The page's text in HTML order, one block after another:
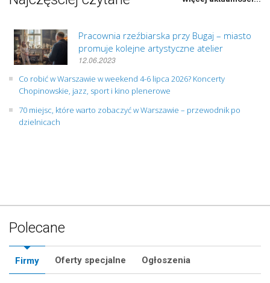
Pracownia rzeźbiarska przy Bugaj – miasto
promuje kolejne artystyczne atelier
12.06.2023
Co robić w Warszawie w weekend 4-6 lipca 2026? Koncerty
Chopinowskie, jazz, sport i kino plenerowe
70 miejsc, które warto zobaczyć w Warszawie – przewodnik po
dzielnicach
Polecane
Firmy Oferty specjalne Ogłoszenia